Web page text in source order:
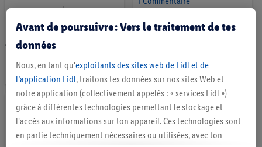
1.69
CHF
100g, env. 300-420g
Ajouter
à
la
liste
d’envies
1.
*
Ajouter
à
la
liste
Avant de poursuivre : Vers le traitement de tes
données
Nous, en tant qu'exploitants des sites web de Lidl et de
l’application Lidl, traitons tes données sur nos sites Web et
notre application (collectivement appelés : « services Lidl »)
grâce à différentes technologies permettant le stockage et
l'accès aux informations sur ton appareil. Ces technologies sont
en partie techniquement nécessaires ou utilisées, avec ton